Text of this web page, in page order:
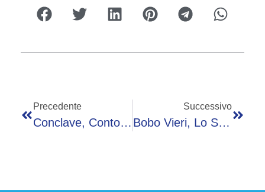
Precedente
Conclave, Conto Alla Rovescia: Le Tappe Che Porteranno All’elezione Del Nuovo Papa
Successivo
Bobo Vieri, Lo Sfogo Dopo Il Malore: “Mai Avuto Una Cosa Del Genere”